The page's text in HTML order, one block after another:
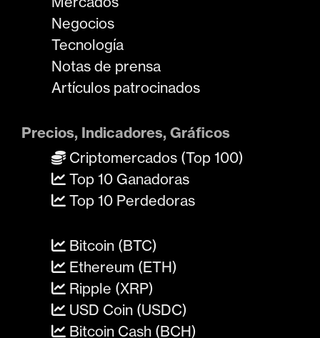
Negocios
Tecnología
Notas de prensa
Artículos patrocinados
Precios, Indicadores, Gráficos
Criptomercados (Top 100)
Top 10 Ganadoras
Top 10 Perdedoras
Bitcoin (BTC)
Ethereum (ETH)
Ripple (XRP)
USD Coin (USDC)
Bitcoin Cash (BCH)